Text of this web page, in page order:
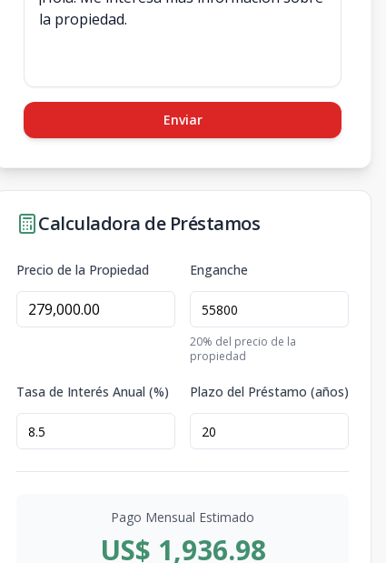
Enviar
Calculadora de Préstamos
Precio de la Propiedad Enganche
20% del precio de la
propiedad
Tasa de Interés Anual (%) Plazo del Préstamo (años)
Pago Mensual Estimado
US$ 1,936.98